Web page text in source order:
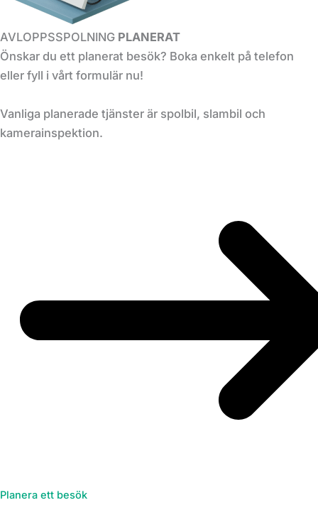
AVLOPPSSPOLNING PLANERAT
Önskar du ett planerat besök? Boka enkelt på telefon
eller fyll i vårt formulär nu!
Vanliga planerade tjänster är spolbil, slambil och
kamerainspektion.
Planera ett besök